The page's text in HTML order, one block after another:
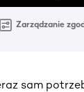
Zarządzanie
sam